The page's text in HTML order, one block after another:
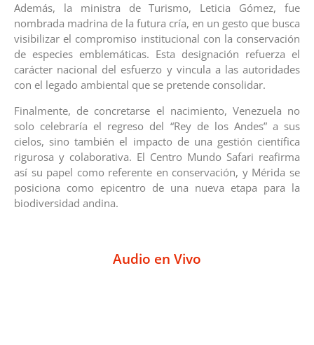
Además, la ministra de Turismo, Leticia Gómez, fue
nombrada madrina de la futura cría, en un gesto que busca
visibilizar el compromiso institucional con la conservación
de especies emblemáticas. Esta designación refuerza el
carácter nacional del esfuerzo y vincula a las autoridades
con el legado ambiental que se pretende consolidar.
Finalmente, de concretarse el nacimiento, Venezuela no
solo celebraría el regreso del “Rey de los Andes” a sus
cielos, sino también el impacto de una gestión científica
rigurosa y colaborativa. El Centro Mundo Safari reafirma
así su papel como referente en conservación, y Mérida se
posiciona como epicentro de una nueva etapa para la
biodiversidad andina.
Audio en Vivo